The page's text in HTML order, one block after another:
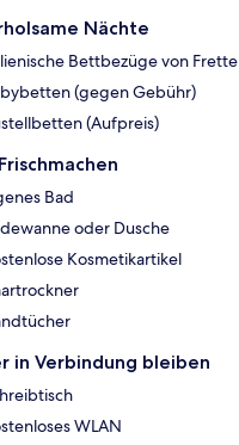
Nächte
Bettbezüge von Frette
(gegen Gebühr)
(Aufpreis)
Bad
oder Dusche
Kosmetikartikel
in Verbindung bleiben
WLAN